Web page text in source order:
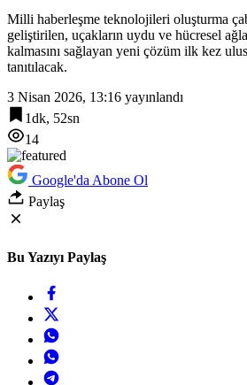
Milli haberleşme teknolojileri oluşturma
geliştirilen, uçakların uydu ve hücresel
kalmasını sağlayan yeni çözüm ilk kez
tanıtılacak.
3 Nisan 2026, 13:16 yayınlandı
1dk, 52sn
14
Google'da Abone Ol
Paylaş
Bu Yazıyı Paylaş